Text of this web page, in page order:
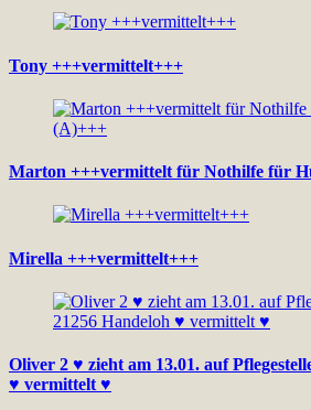
Tony +++vermittelt+++
Marton +++vermittelt für Nothilfe für
Mirella +++vermittelt+++
Oliver 2 ♥ zieht am 13.01. auf
♥ vermittelt ♥